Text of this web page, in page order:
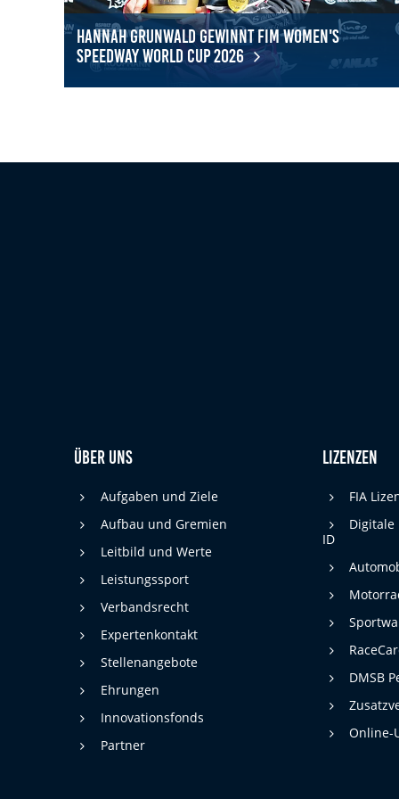
Hannah Grunwald gewinnt FIM Women's
Speedway World Cup 2026
Über uns
Aufgaben und Ziele
Aufbau und Gremien
Leitbild und Werte
Leistungssport
Verbandsrecht
Expertenkontakt
Stellenangebote
Ehrungen
Innovationsfonds
Partner
Lizenzen
FIA
Digitale
ID
DMSB
Online-
Zweck:
Bereitstellung von interaktiven Karten auf
unserer Website gesetzt werden.
Marketing